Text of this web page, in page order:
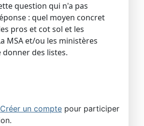
question qui n'a pas
: quel moyen concret
pros et cot sol et les
MSA et/ou les ministères
des listes.
Créer un compte pour participer